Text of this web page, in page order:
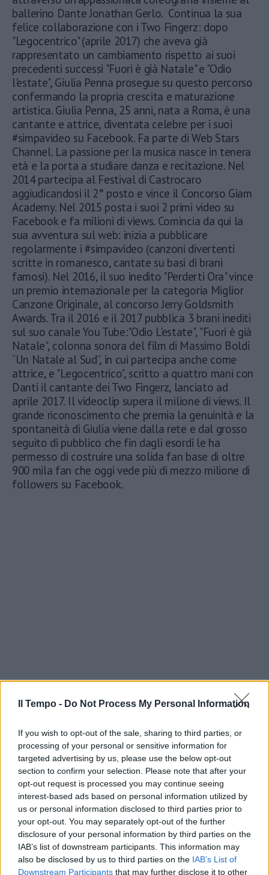
Il Tempo - Do Not Process My Personal Information
If you wish to opt-out of the sale, sharing to third parties, or
processing of your personal or sensitive information for
targeted advertising by us, please use the below opt-out
section to confirm your selection. Please note that after your
opt-out request is processed you may continue seeing
interest-based ads based on personal information utilized by
us or personal information disclosed to third parties prior to
your opt-out. You may separately opt-out of the further
disclosure of your personal information by third parties on the
IAB’s list of downstream participants. This information may
also be disclosed by us to third parties on the IAB’s List of
Downstream Participants that may further disclose it to other
ballerino Dante Jonathan Gerlo. Continua la sua
felice collaborazione con i Two Fingerz: dopo
"Legocentrico" (aprile 2017) che aveva già
rappresentato un cambiamento rispetto ai suoi
precedenti successi "Fuori è già Natale" e "Odio
l'estate", Giulia Penna prosegue su questo percorso
confermando la propria crescita e maturazione
artistica. Giulia Penna, 25 anni, nata a Roma, è una
cantante e attrice, diventata celebre per i suoi
#simpavideo su Facebook. Fa parte di Web Stars
Channel. La passione per la musica nasce in tenera
età e la porta a studiare danza e recitazione. Nel
2014 partecipa al Festival di Castrocaro
aggiudicandosi il 2° posto e vince il Concorso Giam
Academy. Nel 2015 posta i suoi 2 primi video su
Facebook e fa milioni di views. Comincia da qui la
sua avventura sul web: inizia a pubblicare
regolarmente i #simpavideo (canzoni divertenti
scritte in romanesco, cantate su basi di brani
famosi). Nel 2016, il suo inedito "Perderti Ora" vince
un premio internazionale per la categoria Miglior
Canzone Originale, al concorso Jerry Goldsmith
Awards. Tra il 2016 e il 2017 pubblica 3 brani inediti
sul suo canale You Tube:"Odio L'estate", "Fuori è già
Natale", colonna sonora del film di Massimo Boldi
“Un Natale al Sud”, in cui partecipa anche come
attrice, e "Legocentrico", scritto a quattro mani con
Danti il cantante dei Two Fingerz, lanciato ad
aprile 2017. Il videoclip supera il milione di views. Il
grande riconoscimento che premia la genuinità e la
spontaneità di Giulia viene dalla rete e dal grosso
seguito di pubblico che fin dagli esordi le ha
permesso di costruire una solida fan base di oltre
900 mila fan che oggi vede più di mezzo milione di
followers su Facebook.
In evidenza